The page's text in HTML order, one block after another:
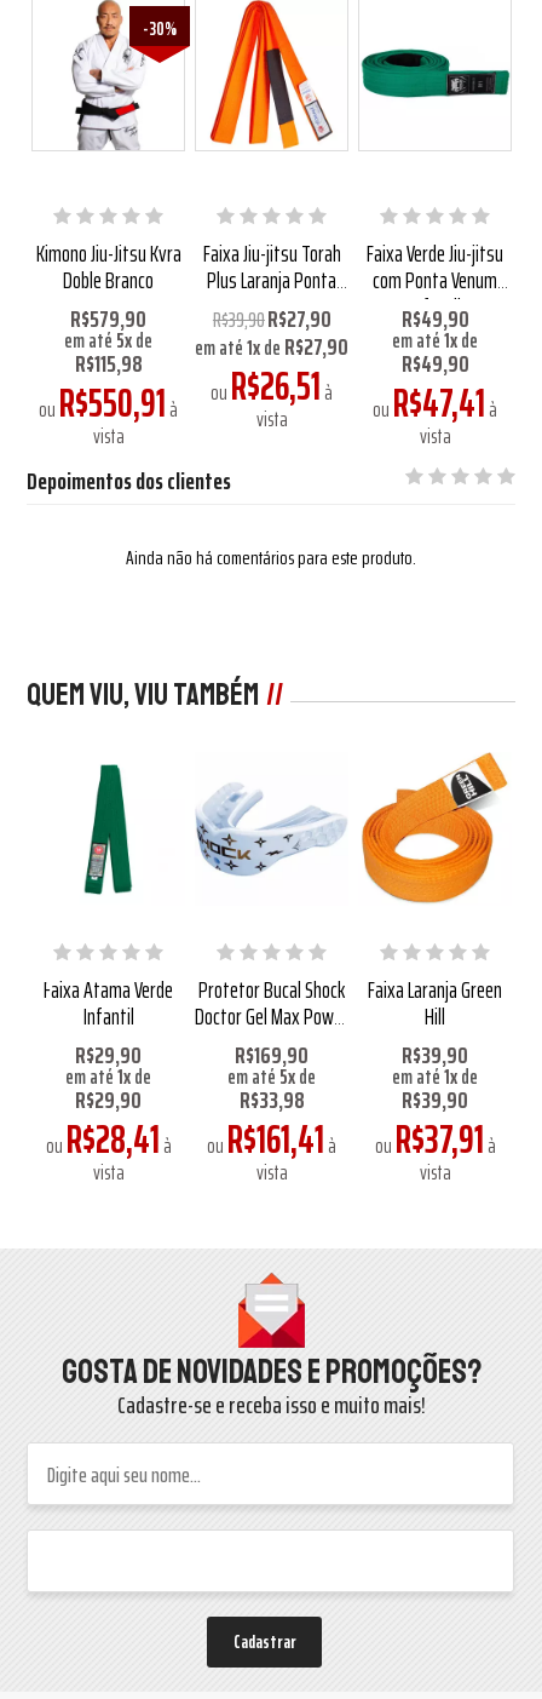
Kimono Jiu-Jitsu Kvra
Doble Branco
R$579,90
em até5xde
R$115,98
ouR$550,91à
vista
-30%
Faixa Jiu-jitsu Torah
Plus Laranja Ponta
Preta
R$39,90R$27,90
em até1xdeR$27,90
ouR$26,51à
vista
Faixa Verde Jiu-jitsu
com Ponta Venum
Infantil
R$49,90
em até1xde
R$49,90
ouR$47,41à
vista
Depoimentos dos clientes
Ainda não há comentários para este produto.
Quem viu, viu também
Faixa Atama Verde
Infantil
R$29,90
em até1xde
R$29,90
ouR$28,41à
vista
Protetor Bucal Shock
Doctor Gel Max Power
Lux
R$169,90
em até5xde
R$33,98
ouR$161,41à
vista
Faixa Laranja Green
Hill
R$39,90
em até1xde
R$39,90
ouR$37,91à
vista
Gosta de novidades e promoções?
Cadastre-se e receba isso e muito mais!
Cadastrar